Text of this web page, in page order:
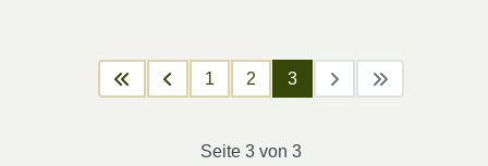
1 2 3
Seite 3 von 3